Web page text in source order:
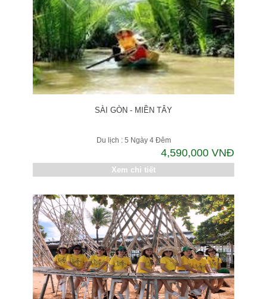
SÀI GÒN - MIỀN TÂY
Du lịch : 5 Ngày 4 Đêm
4,590,000 VNĐ
Xem chi tiết